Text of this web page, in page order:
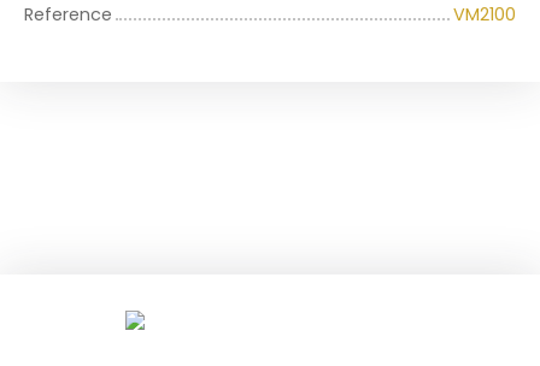
Reference VM2100